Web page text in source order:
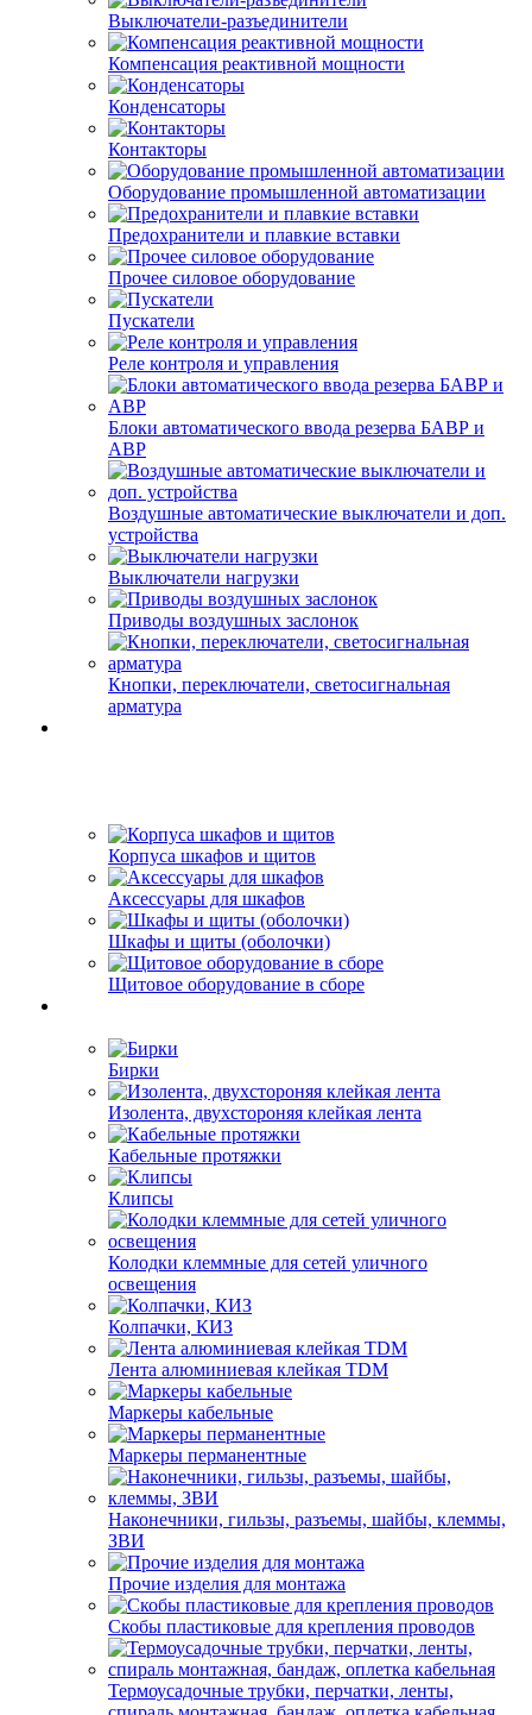
Выключатели-разъединители
Компенсация реактивной мощности
Конденсаторы
Контакторы
Оборудование промышленной автоматизации
Предохранители и плавкие вставки
Прочее силовое оборудование
Пускатели
Реле контроля и управления
Блоки автоматического ввода резерва БАВР и
АВР
Воздушные автоматические выключатели и доп.
устройства
Выключатели нагрузки
Приводы воздушных заслонок
Кнопки, переключатели, светосигнальная
арматура
Корпуса шкафов и щитов
Аксессуары для шкафов
Шкафы и щиты (оболочки)
Щитовое оборудование в сборе
Бирки
Изолента, двухстороняя клейкая лента
Кабельные протяжки
Клипсы
Колодки клеммные для сетей уличного
освещения
Колпачки, КИЗ
Лента алюминиевая клейкая TDM
Маркеры кабельные
Маркеры перманентные
Наконечники, гильзы, разъемы, шайбы, клеммы,
ЗВИ
Прочие изделия для монтажа
Скобы пластиковые для крепления проводов
Термоусадочные трубки, перчатки, ленты,